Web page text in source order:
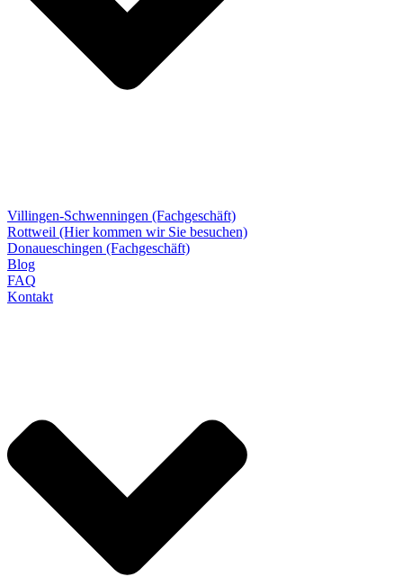
Villingen-Schwenningen (Fachgeschäft)
Rottweil (Hier kommen wir Sie besuchen)
Donaueschingen (Fachgeschäft)
Blog
FAQ
Kontakt